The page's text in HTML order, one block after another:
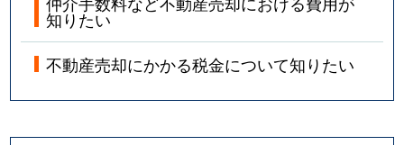
知りたい
不動産売却にかかる税金について知りたい